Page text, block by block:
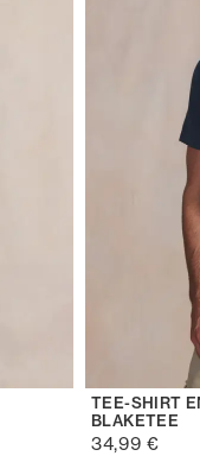
TEE-SHIRT
BLAKETEE
34,99 €